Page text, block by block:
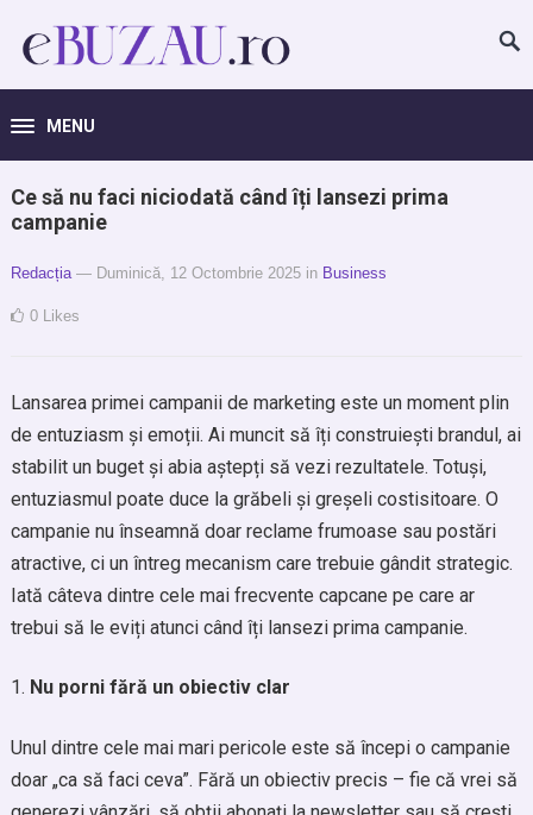
MENU
Ce să nu faci niciodată când îți lansezi prima
campanie
Redacția — Duminică, 12 Octombrie 2025 in Business
0 Likes
Lansarea primei campanii de marketing este un moment plin
de entuziasm și emoții. Ai muncit să îți construiești brandul, ai
stabilit un buget și abia aștepți să vezi rezultatele. Totuși,
entuziasmul poate duce la grăbeli și greșeli costisitoare. O
campanie nu înseamnă doar reclame frumoase sau postări
atractive, ci un întreg mecanism care trebuie gândit strategic.
Iată câteva dintre cele mai frecvente capcane pe care ar
trebui să le eviți atunci când îți lansezi prima campanie.
Nu porni fără un obiectiv clar
Unul dintre cele mai mari pericole este să începi o campanie
doar „ca să faci ceva”. Fără un obiectiv precis – fie că vrei să